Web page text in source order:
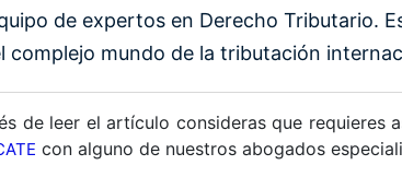
de expertos en Derecho Tributario.
complejo mundo de la tributación
de leer el artículo consideras que requieres
con alguno de nuestros abogados